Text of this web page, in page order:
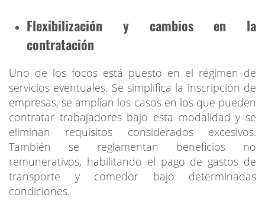
Flexibilización y cambios en la
contratación
Uno de los focos está puesto en el régimen de
servicios eventuales. Se simplifica la inscripción de
empresas, se amplían los casos en los que pueden
contratar trabajadores bajo esta modalidad y se
eliminan requisitos considerados excesivos.
También se reglamentan beneficios no
remunerativos, habilitando el pago de gastos de
transporte y comedor bajo determinadas
condiciones.